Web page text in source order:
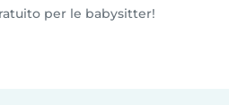
per le babysitter!